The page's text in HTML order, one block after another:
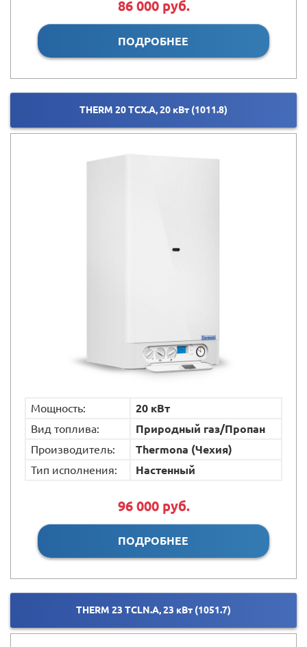
86 000 руб.
ПОДРОБНЕЕ
THERM 20 ТCX.A, 20 кВт (1011.8)
Мощность:
20 кВт
Вид топлива:
Природный газ/Пропан
Производитель:
Thermona (Чехия)
Тип исполнения:
Настенный
96 000 руб.
ПОДРОБНЕЕ
THERM 23 ТCLN.A, 23 кВт (1051.7)